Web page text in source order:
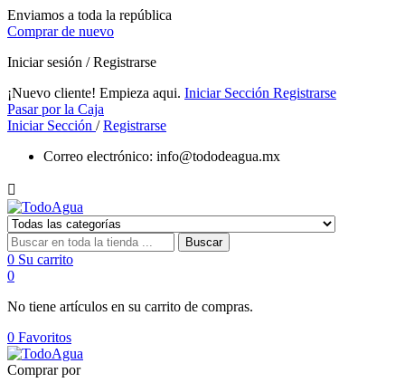
Enviamos a toda la república
Comprar de nuevo
Iniciar sesión / Registrarse
¡Nuevo cliente! Empieza aqui. Iniciar Sección Registrarse
Pasar por la Caja
Iniciar Sección /Registrarse
Correo electrónico: info@tododeagua.mx

Buscar
0 Su carrito
0
No tiene artículos en su carrito de compras.
0 Favoritos
Comprar por